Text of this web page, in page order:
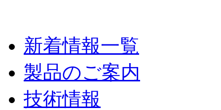
新着情報一覧
製品のご案内
技術情報